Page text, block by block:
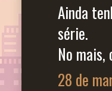
Ainda
série.
No
28 de